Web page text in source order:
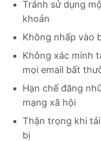
Tránh sử dụng
khoản
Không nhấp vào
Không xác minh
mọi email bất
Hạn chế đăng
mạng xã hội
Thận trọng khi
bị